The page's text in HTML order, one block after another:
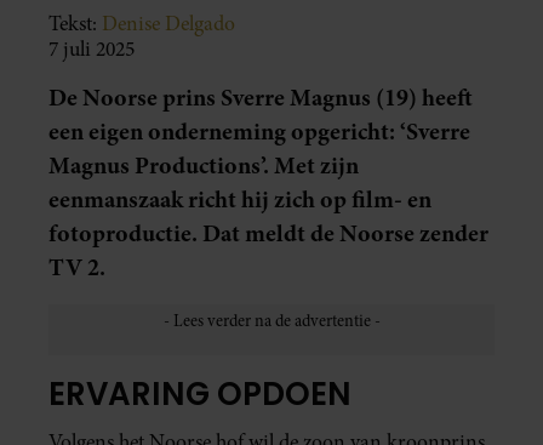
Tekst: Denise Delgado
7 juli 2025
De Noorse prins Sverre Magnus (19) heeft
een eigen onderneming opgericht: ‘Sverre
Magnus Productions’. Met zijn
eenmanszaak richt hij zich op film- en
fotoproductie. Dat meldt de Noorse zender
TV 2.
ERVARING OPDOEN